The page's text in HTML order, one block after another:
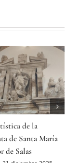
de la
de Santa María
de Salas